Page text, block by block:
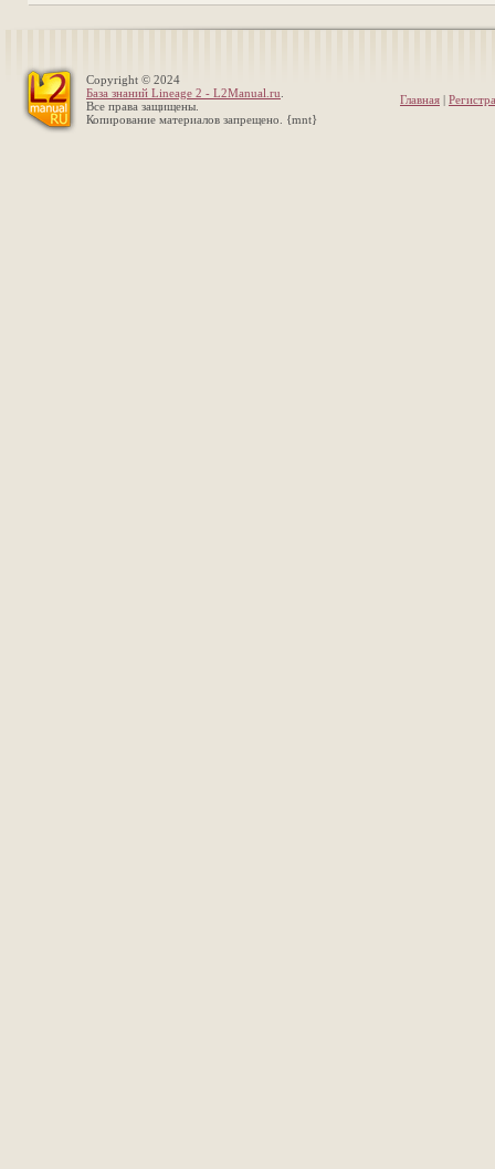
Copyright © 2024
База знаний Lineage 2 - L2Manual.ru
Все права защищены.
Копирование материалов запрещено. {mnt}
Главная |